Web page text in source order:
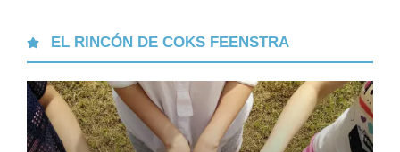
EL RINCÓN DE COKS FEENSTRA